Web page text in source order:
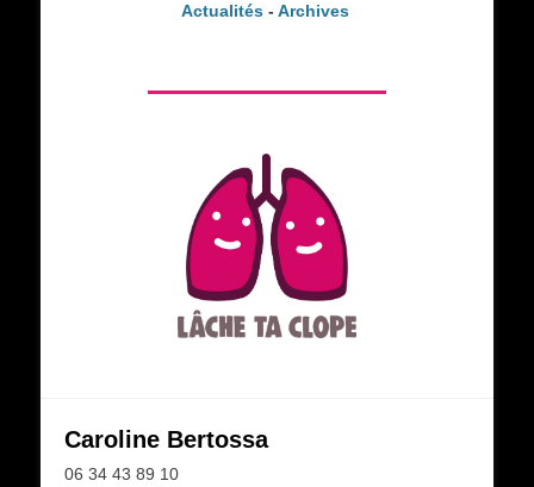
Actualités- Archives
Caroline Bertossa
06 34 43 89 10